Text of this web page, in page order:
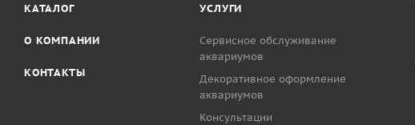
КАТАЛОГ
О КОМПАНИИ
КОНТАКТЫ
УСЛУГИ
Сервисное обслуживание
аквариумов
Декоративное оформление
аквариумов
Консультации